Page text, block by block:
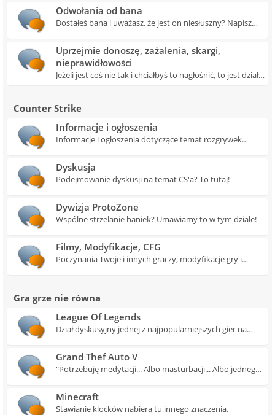
Odwołania od bana
Dostałeś bana i uważasz, że jest on niesłuszny? Napisz
Uprzejmie donoszę, zażalenia, skargi,
nieprawidłowości
Jeżeli jest coś nie tak i chciałbyś to nagłośnić, to jest dział
Counter Strike
Informacje i ogłoszenia
Informacje i ogłoszenia dotyczące temat rozgrywek
Dyskusja
Podejmowanie dyskusji na temat CS'a? To tutaj!
Dywizja ProtoZone
Wspólne strzelanie baniek? Umawiamy to w tym dziale!
Filmy, Modyfikacje, CFG
Poczynania Twoje i innych graczy, modyfikacje gry i
Gra grze nie równa
League Of Legends
Dział dyskusyjny jednej z najpopularniejszych gier na
Grand Thef Auto V
"Potrzebuję medytacji... Albo masturbacji... Albo jednego i
Minecraft
Stawianie klocków nabiera tu innego znaczenia.